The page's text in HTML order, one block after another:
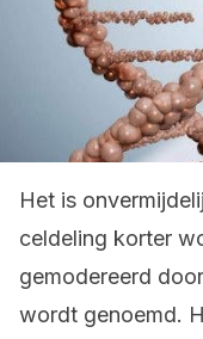
Het is
celdeling korter
gemodereerd
wordt genoemd.